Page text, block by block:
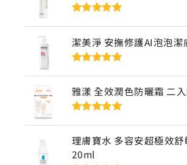
5
潔美淨 安撫修護AI泡泡
5
雅漾 全效潤色防曬霜 二
5
理膚寶水 多容安超極效舒
20ml